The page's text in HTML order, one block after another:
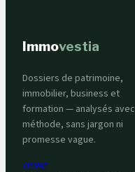
Immovestia
Dossiers de patrimoine,
immobilier, business et
formation — analysés avec
méthode, sans jargon ni
promesse vague.
OFRAE